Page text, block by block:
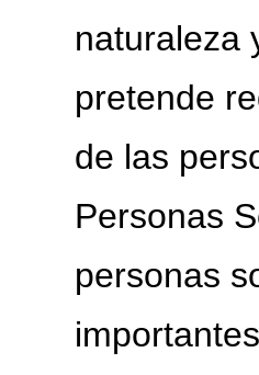
naturaleza
pretende
de las
Personas
personas